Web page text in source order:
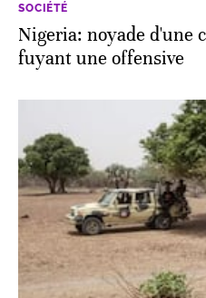
SOCIÉTÉ
Nigeria: noyade d'une
fuyant une offensive